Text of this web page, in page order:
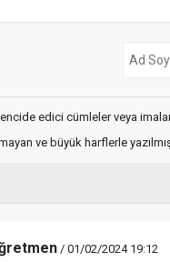
edici cümleler veya
ve büyük harflerle
/ 01/02/2024 19:12